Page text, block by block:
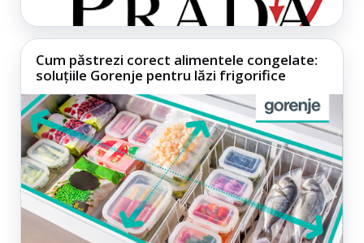
Cum păstrezi corect alimentele congelate:
soluțiile Gorenje pentru lăzi frigorifice